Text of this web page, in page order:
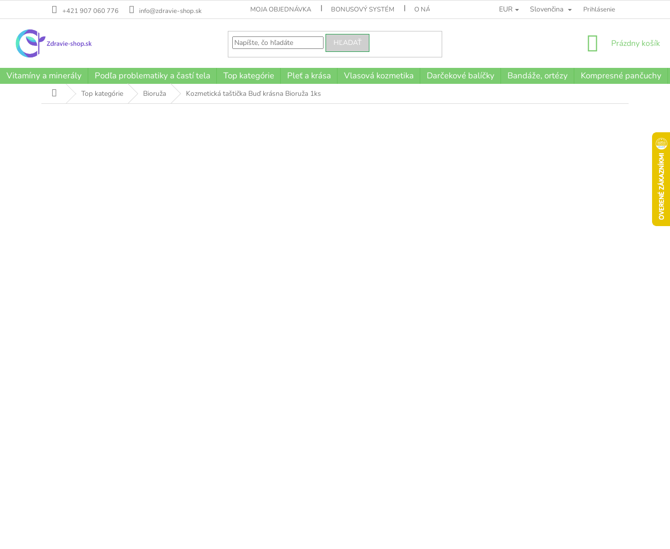
+421 907 060 776 info@zdravie-shop.sk MOJA OBJEDNÁVKA BONUSOVÝ SYSTÉM O NÁS EUR Slovenčina Prihlásenie
HĽADAŤ
NÁKUPNÝ
Prázdny košík
Vitamíny a minerály Podľa problematiky a častí tela Top kategórie Pleť a krása Vlasová kozmetika Darčekové balíčky Bandáže, ortézy Kompresné pančuchy
DomovTop kategórie Bioruža Kozmetická taštička Buď krásna Bioruža 1ks